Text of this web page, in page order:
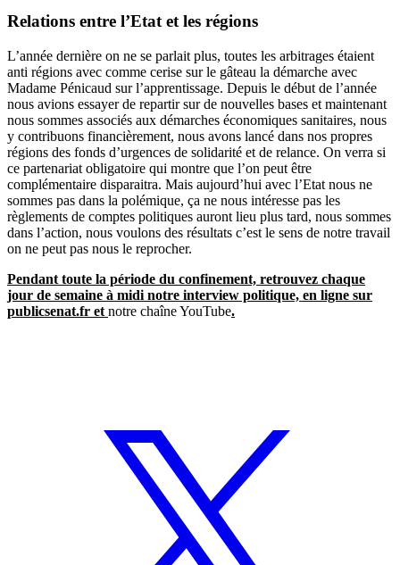
Relations entre l’Etat et les régions
L’année dernière on ne se parlait plus, toutes les arbitrages étaient
anti régions avec comme cerise sur le gâteau la démarche avec
Madame Pénicaud sur l’apprentissage. Depuis le début de l’année
nous avions essayer de repartir sur de nouvelles bases et maintenant
nous sommes associés aux démarches économiques sanitaires, nous
y contribuons financièrement, nous avons lancé dans nos propres
régions des fonds d’urgences de solidarité et de relance. On verra si
ce partenariat obligatoire qui montre que l’on peut être
complémentaire disparaitra. Mais aujourd’hui avec l’Etat nous ne
sommes pas dans la polémique, ça ne nous intéresse pas les
règlements de comptes politiques auront lieu plus tard, nous sommes
dans l’action, nous voulons des résultats c’est le sens de notre travail
on ne peut pas nous le reprocher.
Pendant toute la période du confinement, retrouvez chaque
jour de semaine à midi notre interview politique, en ligne sur
publicsenat.fr et notre chaîne YouTube.